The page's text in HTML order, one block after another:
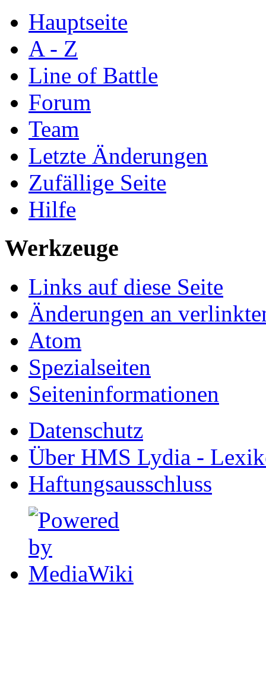
Hauptseite
A - Z
Line of Battle
Forum
Team
Letzte Änderungen
Zufällige Seite
Hilfe
Werkzeuge
Links auf diese Seite
Änderungen an
Atom
Spezialseiten
Seiten­informationen
Datenschutz
Über HMS Lydia -
Haftungsausschluss